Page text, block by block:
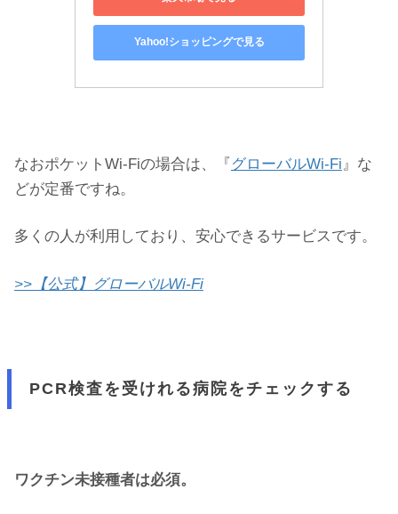
Yahoo!ショッピングで見る
なおポケットWi-Fiの場合は、『 グローバルWi-Fi』な
どが定番ですね。
多くの人が利用しており、安心できるサービスです。
>>【公式】グローバルWi-Fi
PCR検査を受けれる病院をチェックする
ワクチン未接種者は必須。